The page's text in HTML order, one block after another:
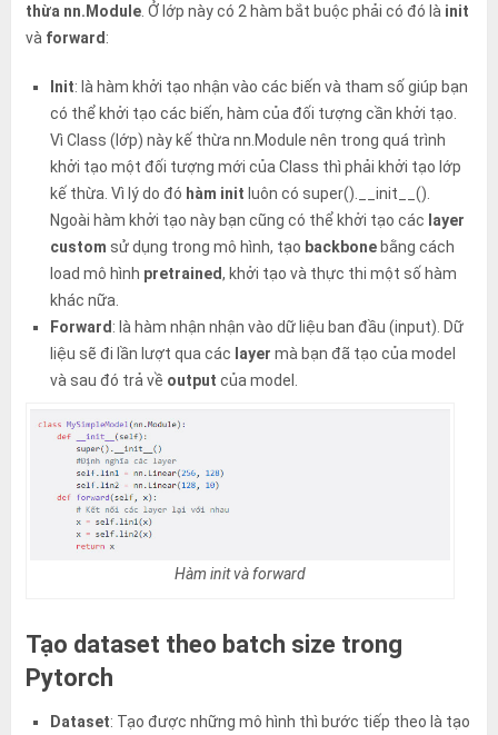
thừa nn.Module. Ở lớp này có 2 hàm bắt buộc phải có đó là init
và forward :
Init: là hàm khởi tạo nhận vào các biến và tham số giúp bạn
có thể khởi tạo các biến, hàm của đối tượng cần khởi tạo.
Vì Class (lớp) này kế thừa nn.Module nên trong quá trình
khởi tạo một đối tượng mới của Class thì phải khởi tạo lớp
kế thừa. Vì lý do đó hàm init luôn cósuper().__init__()
Ngoài hàm khởi tạo này bạn cũng có thể khởi tạo các layer
custom sử dụng trong mô hình, tạo backbone bằng cách
load mô hình pretrained, khởi tạo và thực thi một số hàm
khác nữa.
Forward : là hàm nhận nhận vào dữ liệu ban đầu (input). Dữ
liệu sẽ đi lần lượt qua các layer mà bạn đã tạo của model
và sau đó trả về output của model.
Hàm init và forward
Tạo dataset theo batch size trong
Pytorch
Dataset: Tạo được những mô hình thì bước tiếp theo là tạo